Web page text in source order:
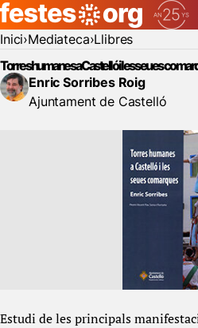
Inici Mediateca Llibres
Torres humanes a Castelló i les seues
Enric Sorribes Roig
Ajuntament de Castelló
Estudi de les principals